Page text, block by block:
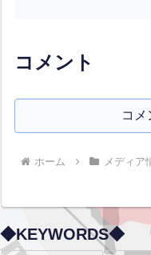
コメント
コメ
ホーム メディア
◆KEYWORDS◆